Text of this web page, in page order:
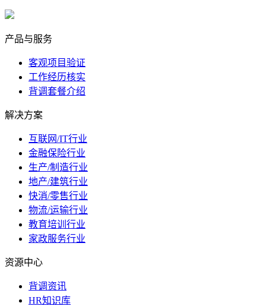
产品与服务
客观项目验证
工作经历核实
背调套餐介绍
解决方案
互联网/IT行业
金融保险行业
生产/制造行业
地产/建筑行业
快消/零售行业
物流/运输行业
教育培训行业
家政服务行业
资源中心
背调资讯
HR知识库